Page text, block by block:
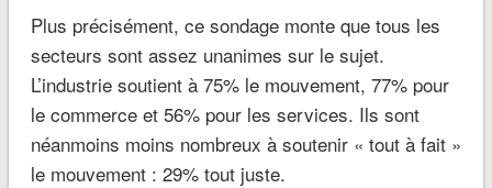
Plus précisément, ce sondage monte que tous les
secteurs sont assez unanimes sur le sujet.
L’industrie soutient à 75% le mouvement, 77% pour
le commerce et 56% pour les services. Ils sont
néanmoins moins nombreux à soutenir « tout à fait »
le mouvement : 29% tout juste.